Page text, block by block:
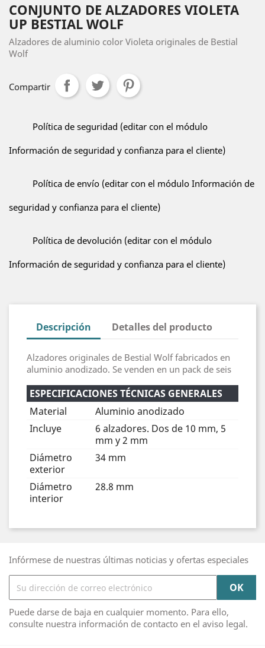
CONJUNTO DE ALZADORES VIOLETA
UP BESTIAL WOLF
Alzadores de aluminio color Violeta originales de Bestial
Wolf
Compartir
Política de seguridad (editar con el módulo
Información de seguridad y confianza para el cliente)
Política de envío (editar con el módulo Información de
seguridad y confianza para el cliente)
Política de devolución (editar con el módulo
Información de seguridad y confianza para el cliente)
Descripción Detalles del producto
Alzadores originales de Bestial Wolf fabricados en
aluminio anodizado. Se venden en un pack de seis
ESPECIFICACIONES TÉCNICAS GENERALES
Material
Aluminio anodizado
Incluye
6 alzadores. Dos de 10 mm, 5
mm y 2 mm
Diámetro
exterior
34 mm
Diámetro
interior
28.8 mm
Infórmese de nuestras últimas noticias y ofertas especiales
Puede darse de baja en cualquier momento. Para ello,
consulte nuestra información de contacto en el aviso legal.